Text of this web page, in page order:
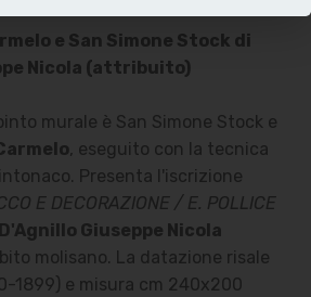
e San Simone Stock di
Nicola (attribuito)
murale è San Simone Stock e
, eseguito con la tecnica
Presenta l'iscrizione
E DECORAZIONE / E. POLLICE
D'Agnillo Giuseppe Nicola
molisano. La datazione risale
1899) e misura cm 240x200